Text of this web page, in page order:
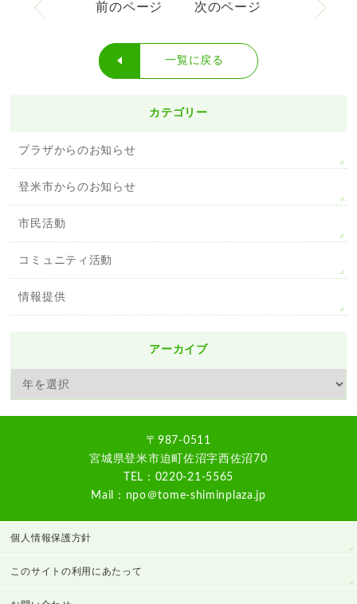
前のページ 次のページ
一覧に戻る
カテゴリー
プラザからのお知らせ
登米市からのお知らせ
市民活動
コミュニティ活動
情報提供
アーカイブ
〒987-0511
宮城県登米市迫町佐沼字西佐沼70
TEL：0220-21-5565
Mail：npo＠tome-shiminplaza.jp
個人情報保護方針
このサイトの利用にあたって